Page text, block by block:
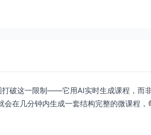
破这一限制——它用AI实时生成课程，而
会在几分钟内生成一套结构完整的微课程，